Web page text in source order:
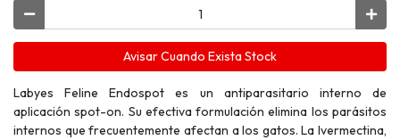
Avisar Cuando Exista Stock
Labyes Feline Endospot es un antiparasitario interno de
aplicación spot-on. Su efectiva formulación elimina los parásitos
internos que frecuentemente afectan a los gatos. La Ivermectina,